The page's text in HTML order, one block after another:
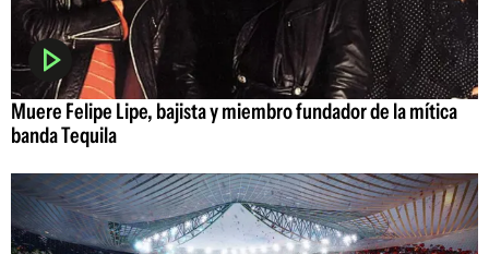
Muere Felipe Lipe, bajista y miembro fundador de la mítica
banda Tequila